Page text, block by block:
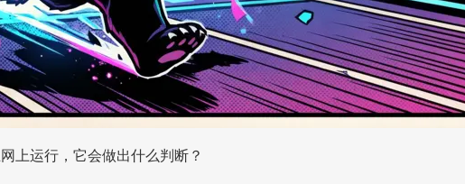
上运行，它会做出什么判断？